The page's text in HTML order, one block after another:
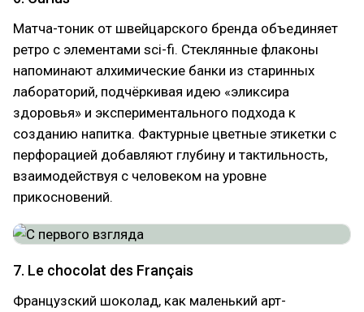
Матча-тоник от швейцарского бренда объединяет
ретро с элементами sci-fi. Стеклянные флаконы
напоминают алхимические банки из старинных
лабораторий, подчёркивая идею «эликсира
здоровья» и экспериментального подхода к
созданию напитка. Фактурные цветные этикетки с
перфорацией добавляют глубину и тактильность,
взаимодействуя с человеком на уровне
прикосновений.
7. Le chocolat des Français
Французский шоколад, как маленький арт-